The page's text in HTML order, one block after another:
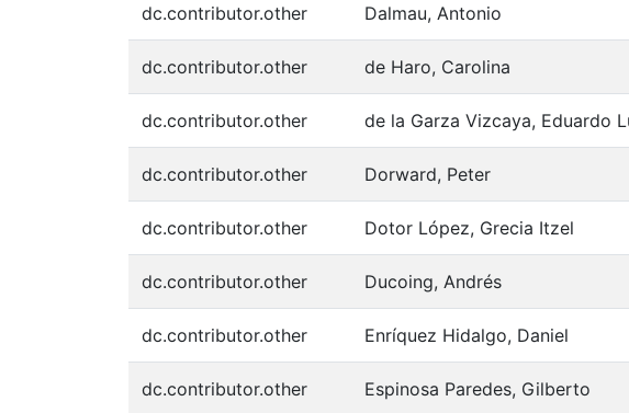
dc.contributor.other Dalmau, Antonio
dc.contributor.other de Haro, Carolina
dc.contributor.other de la Garza Vizcaya, Eduardo
dc.contributor.other Dorward, Peter
dc.contributor.other Dotor López, Grecia Itzel
dc.contributor.other Ducoing, Andrés
dc.contributor.other Enríquez Hidalgo, Daniel
dc.contributor.other Espinosa Paredes, Gilberto